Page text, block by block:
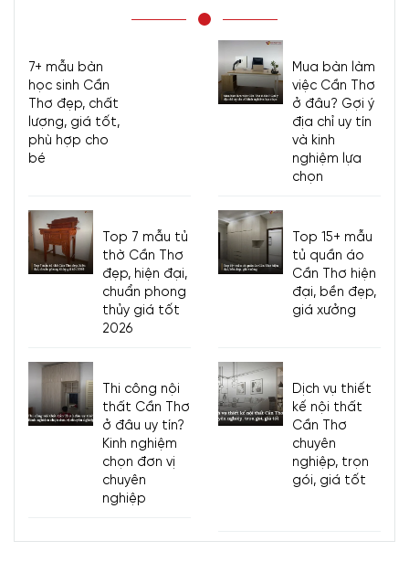
7+ mẫu bàn
học sinh Cần
Thơ đẹp, chất
lượng, giá tốt,
phù hợp cho
bé
Mua bàn làm
việc Cần Thơ
ở đâu? Gợi ý
địa chỉ uy tín
và kinh
nghiệm lựa
chọn
Top 7 mẫu tủ
thờ Cần Thơ
đẹp, hiện đại,
chuẩn phong
thủy giá tốt
2026
Top 15+ mẫu
tủ quần áo
Cần Thơ hiện
đại, bền đẹp,
giá xưởng
Thi công nội
thất Cần Thơ
ở đâu uy tín?
Kinh nghiệm
chọn đơn vị
chuyên
nghiệp
Dịch vụ thiết
kế nội thất
Cần Thơ
chuyên
nghiệp, trọn
gói, giá tốt